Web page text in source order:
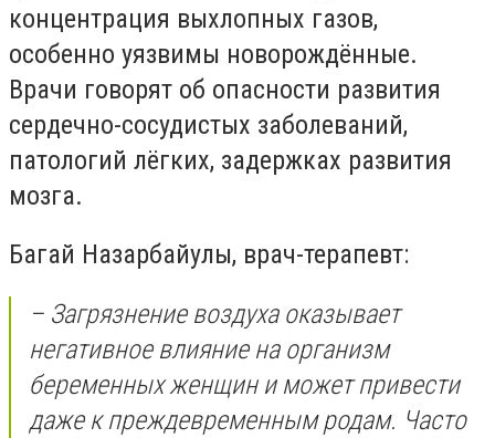
концентрация выхлопных газов,
особенно уязвимы новорождённые.
Врачи говорят об опасности развития
сердечно-сосудистых заболеваний,
патологий лёгких, задержках развития
мозга.
Багай Назарбайулы, врач-терапевт:
– Загрязнение воздуха оказывает
негативное влияние на организм
беременных женщин и может привести
даже к преждевременным родам. Часто